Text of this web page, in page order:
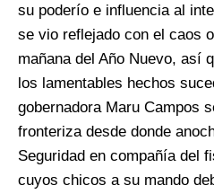
su poderío e influencia al
se vio reflejado con el caos
mañana del Año Nuevo, así
los lamentables hechos
gobernadora Maru Campos
fronteriza desde donde
Seguridad en compañía del
cuyos chicos a su mando